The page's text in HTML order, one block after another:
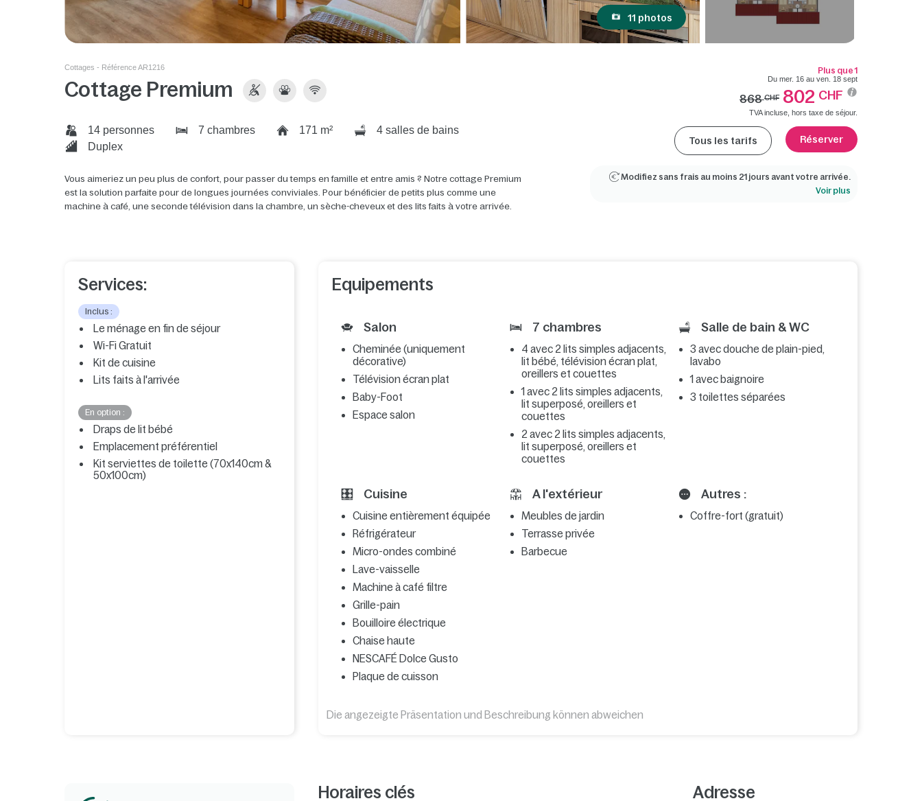
11 photos
Cottages - Référence AR1216
Cottage Premium
14 personnes 7 chambres 171 m²
4 salles de bains
Duplex
Vous aimeriez un peu plus de confort, pour passer du temps en famille et entre amis ? Notre cottage Premium
est la solution parfaite pour de longues journées conviviales. Pour bénéficier de petits plus comme une
machine à café, une seconde télévision dans la chambre, un sèche-cheveux et des lits faits à votre arrivée.
Plus que 1
Du mer. 16 au ven. 18 sept
868CHF 802 CHF
TVA incluse, hors taxe de séjour.
Tous les tarifs Réserver
Modifiez sans frais au moins 21 jours avant votre arrivée.
Voir plus
Services:
Inclus :
Le ménage en fin de séjour
Wi-Fi Gratuit
Kit de cuisine
Lits faits à l'arrivée
En option :
Draps de lit bébé
Emplacement préférentiel
Kit serviettes de toilette (70x140cm &
50x100cm)
Equipements
Salon
Cheminée (uniquement
décorative)
Télévision écran plat
Baby-Foot
Espace salon
7 chambres
4 avec 2 lits simples adjacents,
lit bébé, télévision écran plat,
oreillers et couettes
1 avec 2 lits simples adjacents,
lit superposé, oreillers et
couettes
2 avec 2 lits simples adjacents,
lit superposé, oreillers et
couettes
Salle de bain & WC
3 avec douche de plain-pied,
lavabo
1 avec baignoire
3 toilettes séparées
Cuisine
Cuisine entièrement équipée
Réfrigérateur
Micro-ondes combiné
Lave-vaisselle
Machine à café filtre
Grille-pain
Bouilloire électrique
Chaise haute
NESCAFÉ Dolce Gusto
Plaque de cuisson
A l'extérieur
Meubles de jardin
Terrasse privée
Barbecue
Autres :
Coffre-fort (gratuit)
Die angezeigte Präsentation und Beschreibung können abweichen
Horaires clés Adresse